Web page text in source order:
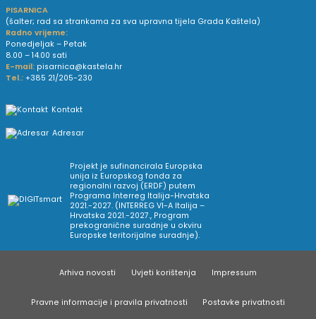
PISARNICA
(šalter; rad sa strankama za sva upravna tijela Grada Kaštela)
Radno vrijeme:
Ponedjeljak – Petak
8.00 – 14.00 sati
E-mail: pisarnica@kastela.hr
Tel.: +385 21/205-230
Kontakt
Adresar
Projekt je sufinancirala Europska
unija iz Europskog fonda za
regionalni razvoj (ERDF) putem
Programa Interreg Italija-Hrvatska
2021.-2027. (INTERREG VI-A Italija –
Hrvatska 2021.-2027., Program
prekogranične suradnje u okviru
Europske teritorijalne suradnje).
Arhiva novosti Uvjeti korištenja Impressum
Pravne informacije i pravila privatnosti Postavke privatnosti